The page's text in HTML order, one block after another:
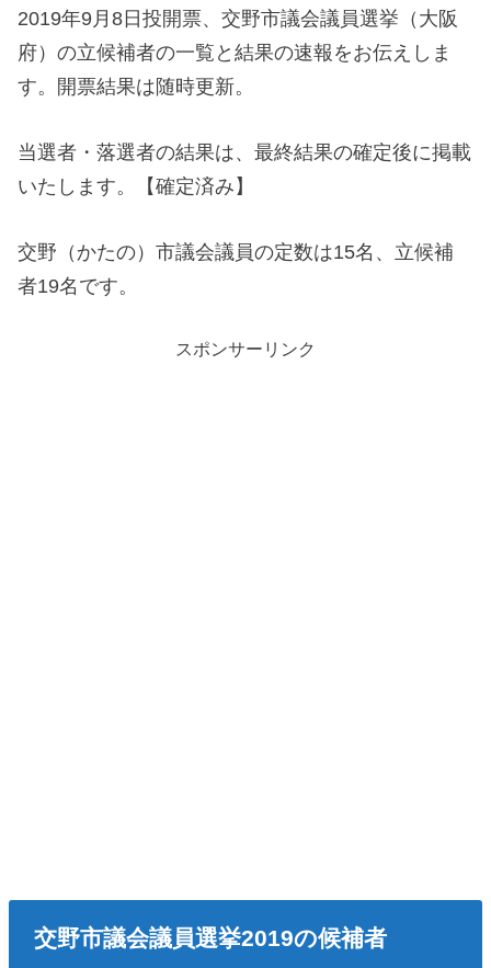
2019年9月8日投開票、交野市議会議員選挙（大阪
府）の立候補者の一覧と結果の速報をお伝えしま
す。開票結果は随時更新。
当選者・落選者の結果は、最終結果の確定後に掲載
いたします。【確定済み】
交野（かたの）市議会議員の定数は15名、立候補
者19名です。
スポンサーリンク
交野市議会議員選挙2019の候補者